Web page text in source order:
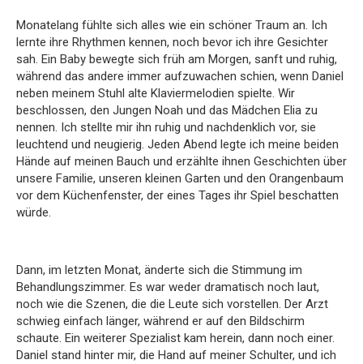
Monatelang fühlte sich alles wie ein schöner Traum an. Ich
lernte ihre Rhythmen kennen, noch bevor ich ihre Gesichter
sah. Ein Baby bewegte sich früh am Morgen, sanft und ruhig,
während das andere immer aufzuwachen schien, wenn Daniel
neben meinem Stuhl alte Klaviermelodien spielte. Wir
beschlossen, den Jungen Noah und das Mädchen Elia zu
nennen. Ich stellte mir ihn ruhig und nachdenklich vor, sie
leuchtend und neugierig. Jeden Abend legte ich meine beiden
Hände auf meinen Bauch und erzählte ihnen Geschichten über
unsere Familie, unseren kleinen Garten und den Orangenbaum
vor dem Küchenfenster, der eines Tages ihr Spiel beschatten
würde.
Dann, im letzten Monat, änderte sich die Stimmung im
Behandlungszimmer. Es war weder dramatisch noch laut,
noch wie die Szenen, die die Leute sich vorstellen. Der Arzt
schwieg einfach länger, während er auf den Bildschirm
schaute. Ein weiterer Spezialist kam herein, dann noch einer.
Daniel stand hinter mir, die Hand auf meiner Schulter, und ich